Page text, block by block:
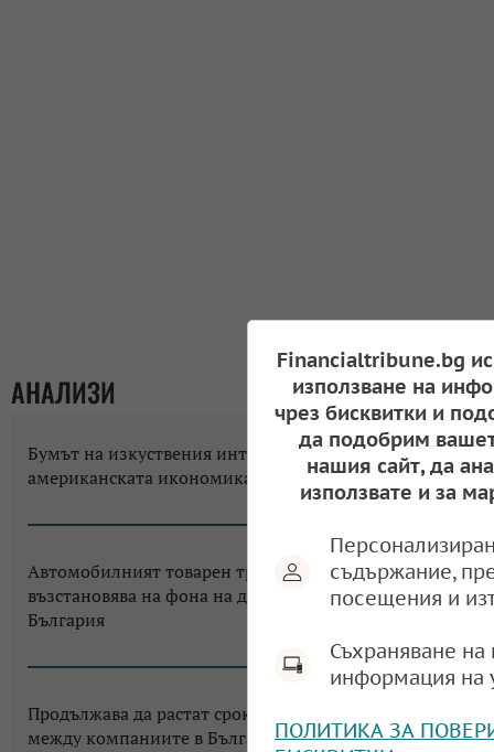
АНАЛИЗИ
Бумът на изкуствения интелект променя
американската икономика до неузнаваемост
12:18, 06.08.2026
Автомобилният товарен транспорт в ЕС се
възстановява на фона на двуцифрен срив за
България
11:38, 05.08.2026
Продължава да растат сроковете за разплащане
между компаниите в България
Financialtribune.bg
използване на
чрез бисквитки и
да подобрим
нашия сайт, да
използвате и за
съдържание,
посещения и
Съхраняване
информация на
ПОЛИТИКА ЗА